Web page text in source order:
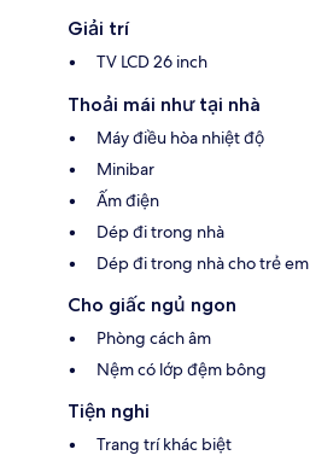
Giải trí
TV LCD 26 inch
Thoải mái như tại nhà
Máy điều hòa nhiệt độ
Minibar
Ấm điện
Dép đi trong nhà
Dép đi trong nhà cho trẻ em
Cho giấc ngủ ngon
Phòng cách âm
Nệm có lớp đệm bông
Tiện nghi
Trang trí khác biệt